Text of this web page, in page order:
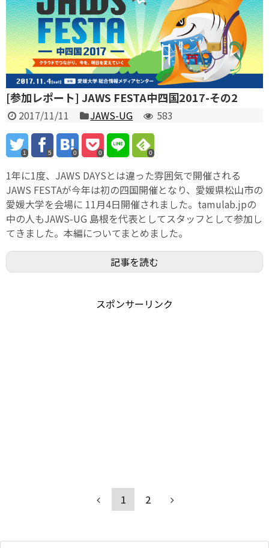
[参加レポート] JAWS FESTA中四国2017-その2
2017/11/11 JAWS-UG 583
1 5 0 0 0
1年に1度、JAWS DAYSとは違った雰囲気で開催される
JAWS FESTAが今年は初の四国開催となり、愛媛県松山市の
愛媛大学を会場に 11月4日開催されました。tamulab.jpの
中の人もJAWS-UG 島根を代表としてスタッフとして参加し
てきました。本編についてまとめました。
記事を読む
スポンサーリンク
1 2